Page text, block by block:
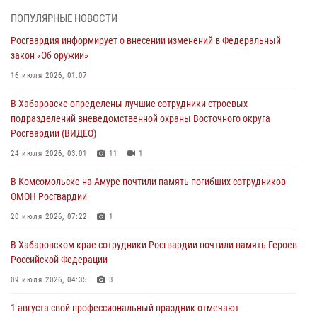
В Управлении Росгвардии по Хабаровскому краю состоялось
избирательного права
31 июля 2026, 03:26
женщине, потерявшей сознание во время массового мероприятия
29 июля 2026, 23:24
В Хабаровске продолжается акция «Каникулы с Росгвардией»
За прошедшую неделю в Хабаровском крае росгвардейцы провели
свыше 120 проверок условий хранения оружия
ПОПУЛЯРНЫЕ НОВОСТИ
Росгвардия информирует о внесении изменений в Федеральный
закон «Об оружии»
16 июля 2026, 01:07
В Хабаровске определены лучшие сотрудники строевых
подразделений вневедомственной охраны Восточного округа
Росгвардии (ВИДЕО)
24 июля 2026, 03:01 11 1
В Комсомольске-на-Амуре почтили память погибших сотрудников
ОМОН Росгвардии
20 июля 2026, 07:22 1
В Хабаровском крае сотрудники Росгвардии почтили память Героев
Российской Федерации
09 июля 2026, 04:35 3
1 августа свой профессиональный праздник отмечают